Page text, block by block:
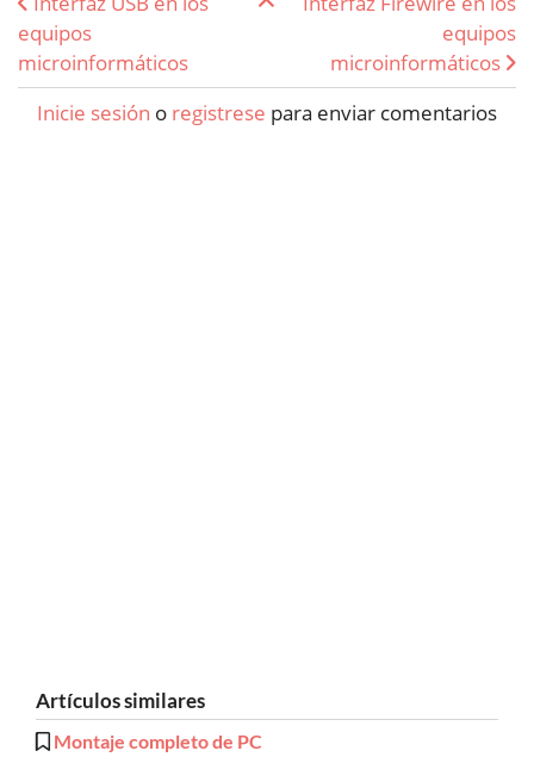
equipos
microinformáticos
equipos
microinformáticos
Inicie sesión o registrese para enviar comentarios
Artículos similares
Montaje completo de PC